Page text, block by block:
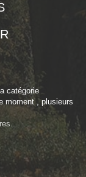
catégorie
moment , plusieurs